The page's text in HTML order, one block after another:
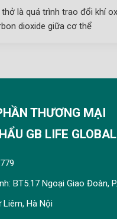
thở là quá trình trao đổi khí
dioxide giữa cơ thể
THƯƠNG MẠI
GB LIFE GLOBAL
BT5.17 Ngoại Giao Đoàn, P.
Liêm, Hà Nội